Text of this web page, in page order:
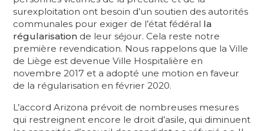
surexploitation ont besoin d’un soutien des autorités
communales pour exiger de l’état fédéral la
régularisation de leur séjour. Cela reste notre
première revendication. Nous rappelons que la Ville
de Liège est devenue Ville Hospitalière en
novembre 2017 et a adopté une motion en faveur
de la régularisation en février 2020.
L’accord Arizona prévoit de nombreuses mesures
qui restreignent encore le droit d’asile, qui diminuent